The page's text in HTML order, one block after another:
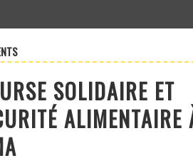
SOLIDAIRE ET
ALIMENTAIRE